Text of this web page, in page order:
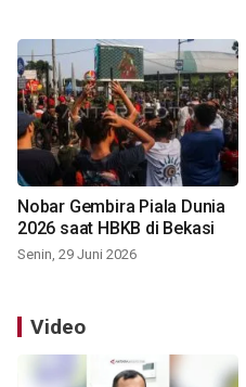
Nobar Gembira Piala Dunia
2026 saat HBKB di Bekasi
Senin, 29 Juni 2026
Video